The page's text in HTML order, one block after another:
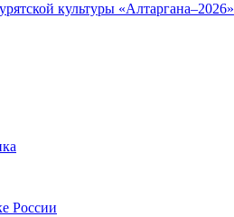
культуры «Алтаргана–2026»
России